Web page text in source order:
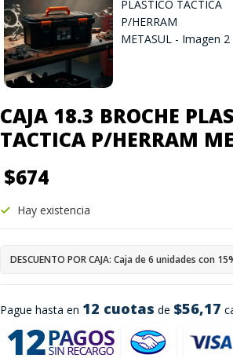
CAJA 18.3 BROCHE
TACTICA P/HERRAM
$674
Pague hasta en 12 cuotas de $56,17
Hay existencia
DESCUENTO POR CAJA: Caja de 6 unidades con